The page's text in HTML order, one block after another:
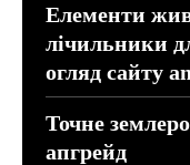
Елементи
лічильники
огляд сайту
Точне
апгрейд